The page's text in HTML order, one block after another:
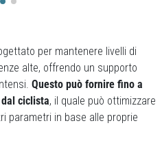
per mantenere livelli di
alte, offrendo un supporto
Questo può fornire fino a
ciclista, il quale può ottimizzare
parametri in base alle proprie